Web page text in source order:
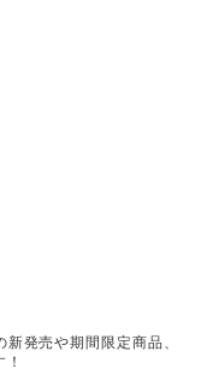
発売や期間限定商品、